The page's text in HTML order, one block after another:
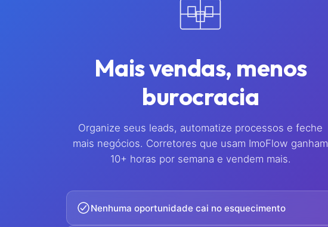
Mais vendas, menos
burocracia
Organize seus leads, automatize processos e feche
mais negócios. Corretores que usam ImoFlow ganham
10+ horas por semana e vendem mais.
Nenhuma oportunidade cai no esquecimento